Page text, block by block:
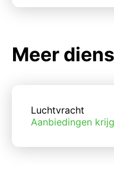
Meer
Luchtvracht
Aanbiedingen